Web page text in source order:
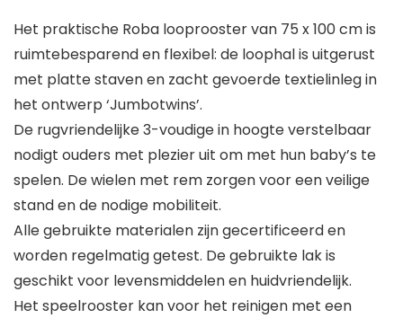
Het praktische Roba looprooster van 75 x 100 cm is
ruimtebesparend en flexibel: de loophal is uitgerust
met platte staven en zacht gevoerde textielinleg in
het ontwerp ‘Jumbotwins’.
De rugvriendelijke 3-voudige in hoogte verstelbaar
nodigt ouders met plezier uit om met hun baby’s te
spelen. De wielen met rem zorgen voor een veilige
stand en de nodige mobiliteit.
Alle gebruikte materialen zijn gecertificeerd en
worden regelmatig getest. De gebruikte lak is
geschikt voor levensmiddelen en huidvriendelijk.
Het speelrooster kan voor het reinigen met een